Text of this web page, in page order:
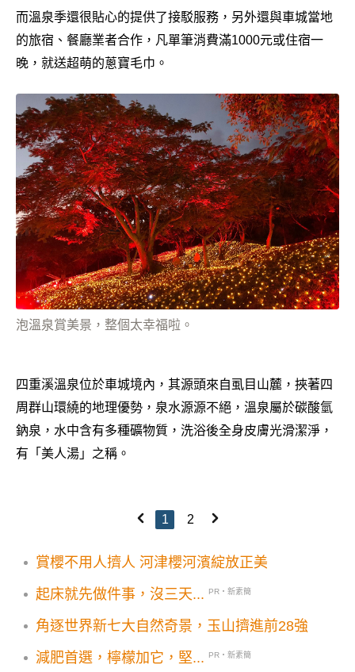
而溫泉季還很貼心的提供了接駁服務，另外還與車城當地
的旅宿、餐廳業者合作，凡單筆消費滿1000元或住宿一
晚，就送超萌的蔥寶毛巾。
泡溫泉賞美景，整個太幸福啦。
四重溪溫泉位於車城境內，其源頭來自虱目山麓，挾著四
周群山環繞的地理優勢，泉水源源不絕，溫泉屬於碳酸氫
鈉泉，水中含有多種礦物質，洗浴後全身皮膚光滑潔淨，
有「美人湯」之稱。
1 2
賞櫻不用人擠人 河津櫻河濱綻放正美
起床就先做件事，沒三天...
PR・新素簡
角逐世界新七大自然奇景，玉山擠進前28強
減肥首選，檸檬加它，堅...
PR・新素簡